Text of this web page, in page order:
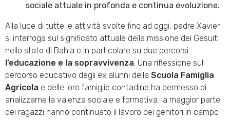
sociale attuale in profonda e continua evoluzione.
Alla luce di tutte le attività svolte fino ad oggi, padre Xavier
si interroga sul significato attuale della missione dei Gesuiti
nello stato di Bahia e in particolare su due percorsi:
l’educazione e la sopravvivenza. Una riflessione sul
percorso educativo degli ex alunni della Scuola Famiglia
Agricola e delle loro famiglie contadine ha permesso di
analizzarne la valenza sociale e formativa: la maggior parte
dei ragazzi hanno continuato il lavoro dei genitori in campo